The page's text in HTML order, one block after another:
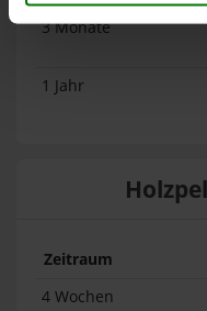
3 Monate
1 Jahr
Zeitraum
4 Wochen